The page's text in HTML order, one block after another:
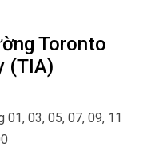
Toronto
(TIA)
01, 03, 05, 07, 09, 11